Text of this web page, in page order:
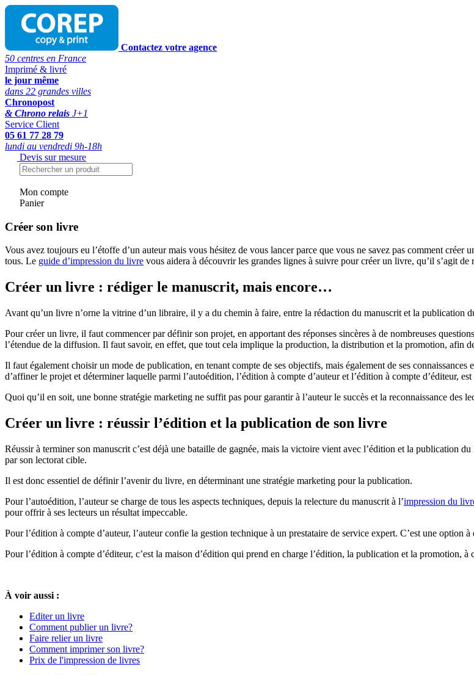
Contactez votre agence
50 centres en France
Imprimé & livré
le jour même
dans 22 grandes villes
Chronopost
& Chrono relais J+1
Service Client
05 61 77 28 79
lundi au vendredi 9h-18h
Devis sur mesure
Mon compte
Panier
Créer son livre
Vous avez toujours eu l’étoffe d’un auteur mais vous hésitez de vous lancer parce que vous ne savez pas comment
tous. Le guide d’impression du livre vous aidera à découvrir les grandes lignes à suivre pour créer un livre, qu’il s’agit
Créer un livre : rédiger le manuscrit, mais encore…
Avant qu’un livre n’orne la vitrine d’un libraire, il y a du chemin à faire, entre la rédaction du manuscrit et la publication
Pour créer un livre, il faut commencer par définir son projet, en apportant des réponses sincères à de nombreuses
l’étendue de la diffusion. Il faut savoir, en effet, que tout cela implique la production, la distribution et la promotion, afin
Il faut également choisir un mode de publication, en tenant compte de ses objectifs, mais également de ses
d’affiner le projet et déterminer laquelle parmi l’autoédition, l’édition à compte d’auteur et l’édition à compte d’éditeur,
Quoi qu’il en soit, une bonne stratégie marketing ne suffit pas pour garantir à l’auteur le succès et la reconnaissance
Créer un livre : réussir l’édition et la publication de son livre
Réussir à terminer son manuscrit c’est déjà une bataille de gagnée, mais la victoire vient avec l’édition et la publication
par son lectorat cible.
Il est donc essentiel de définir l’avenir du livre, en déterminant une stratégie marketing pour la publication.
Pour l’autoédition, l’auteur se charge de tous les aspects techniques, depuis la relecture du manuscrit à l’impression du
pour offrir à ses lecteurs un résultat impeccable.
Pour l’édition à compte d’auteur, l’auteur confie la gestion technique à un prestataire de service expert. C’est une option
Pour l’édition à compte d’éditeur, c’est la maison d’édition qui prend en charge l’édition, la publication et la promotion,
À voir aussi :
Editer un livre
Comment publier un livre?
Faire relier un livre
Comment imprimer son livre?
Prix de l'impression de livres